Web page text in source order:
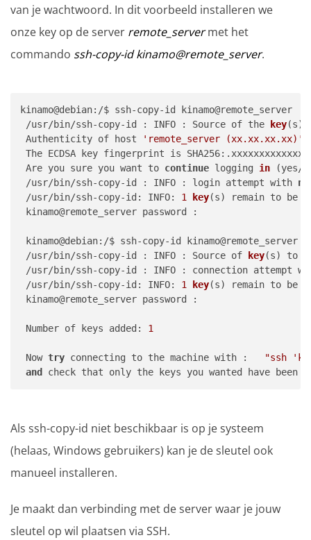
van je wachtwoord. In dit voorbeeld installeren we
onze key op de server remote_servermet het
commando ssh-copy-id kinamo@remote_server.
kinamo@debian:/$ ssh-copy-id kinamo@remote_server
/usr/bin/ssh-copy-id : INFO : Source of the
key(s)
Authenticity of host
'remote_server (xx.xx.xx.xx)'
The ECDSA key fingerprint is
Are you sure you want to continue logging in (yes/
/usr/bin/ssh-copy-id : INFO : login attempt with
/usr/bin/ssh-copy-id: INFO: 1 key(s) remain to
kinamo@remote_server password :
kinamo@debian:/$ ssh-copy-id kinamo@remote_server
/usr/bin/ssh-copy-id : INFO : Source of
key(s) to
/usr/bin/ssh-copy-id : INFO : connection attempt
/usr/bin/ssh-copy-id: INFO: 1 key(s) remain to
kinamo@remote_server password :
Number of keys added: 1
Now try connecting to the machine with :
"ssh
and
check that only the keys you wanted have been
Als ssh-copy-id niet beschikbaar is op je systeem
(helaas, Windows gebruikers) kan je de sleutel ook
manueel installeren.
Je maakt dan verbinding met de server waar je jouw
sleutel op wil plaatsen via SSH.